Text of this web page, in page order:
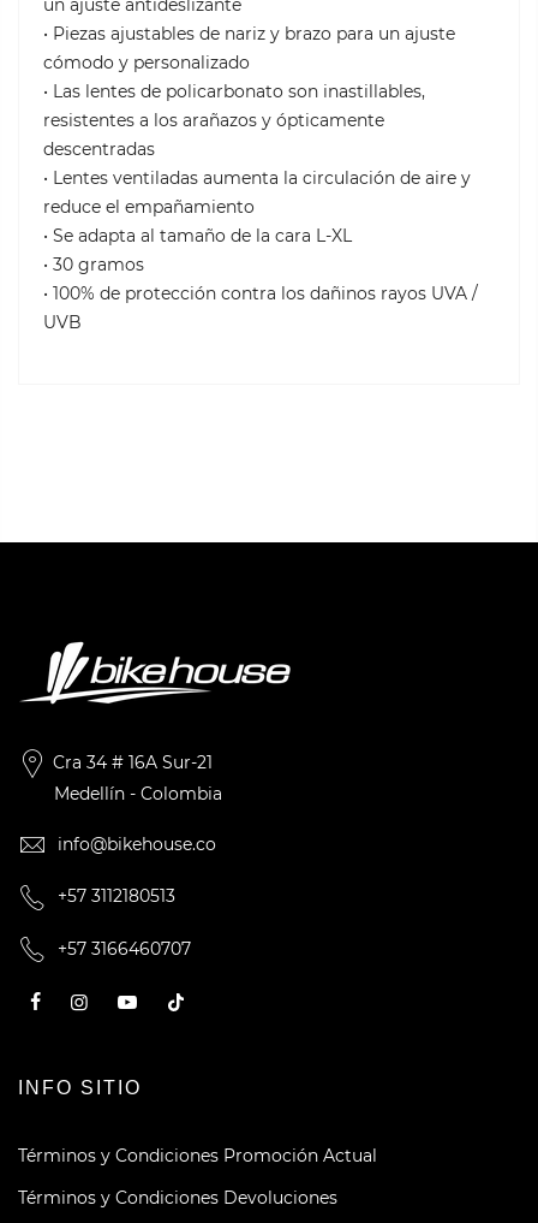
un ajuste antideslizante
• Piezas ajustables de nariz y brazo para un ajuste
cómodo y personalizado
• Las lentes de policarbonato son inastillables,
resistentes a los arañazos y ópticamente
descentradas
• Lentes ventiladas aumenta la circulación de aire y
reduce el empañamiento
• Se adapta al tamaño de la cara L-XL
• 30 gramos
• 100% de protección contra los dañinos rayos UVA /
UVB
Cra 34 # 16A Sur-21
Medellín - Colombia
info@bikehouse.co
+57 3112180513
+57 3166460707
INFO SITIO
Términos y Condiciones Promoción Actual
Términos y Condiciones Devoluciones